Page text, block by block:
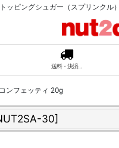
ッピングシュガー（スプリンク
送料・決済...
ンフェッティ 20g
30]